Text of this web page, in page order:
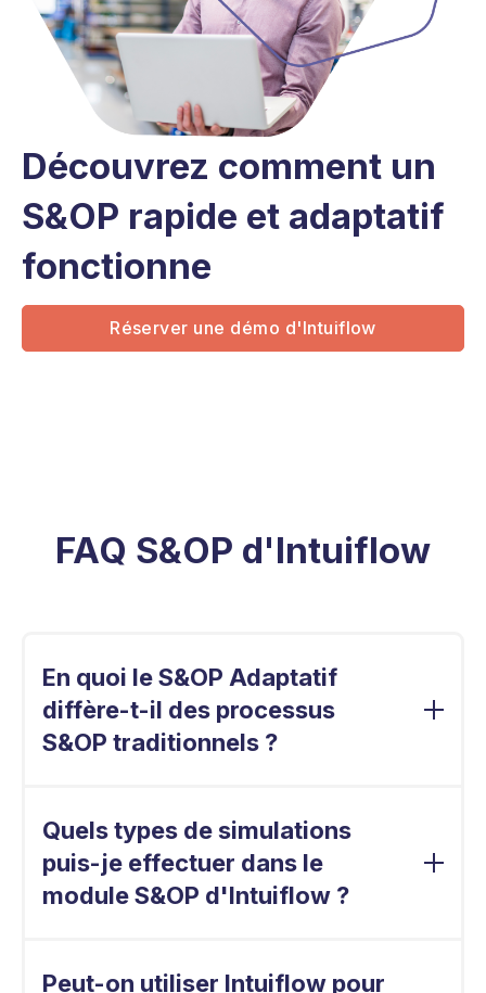
Découvrez comment un
S&OP rapide et adaptatif
fonctionne
Réserver une démo d'Intuiflow
FAQ S&OP d'Intuiflow
En quoi le S&OP Adaptatif
diffère-t-il des processus
S&OP traditionnels ?
prévision est le plan. Le S&OP adaptatif met
l'accent sur l'adaptabilité, en utilisant des
signaux de demande en temps réel et des
simulations pour guider les décisions, et non des
Quels types de simulations
puis-je effectuer dans le
module S&OP d'Intuiflow ?
produits, les pics de demande, les retards des
Peut-on utiliser Intuiflow pour